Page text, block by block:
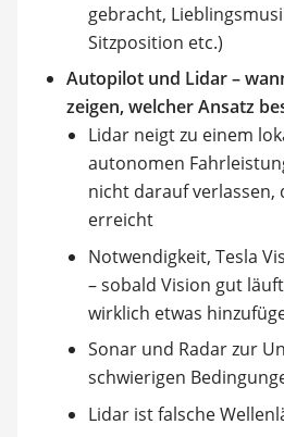
gebracht,
Sitzposition etc.)
Autopilot und Lidar –
zeigen, welcher Ansatz
Lidar neigt zu einem
autonomen
nicht darauf verlassen,
erreicht
Notwendigkeit, Tesla
– sobald Vision gut
wirklich etwas
Sonar und Radar zur
schwierigen
Lidar ist falsche